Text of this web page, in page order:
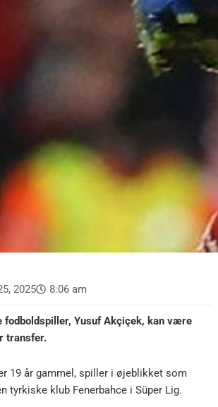
2025 8:06 am
fodboldspiller, Yusuf Akçiçek, kan være
transfer.
19 år gammel, spiller i øjeblikket som
tyrkiske klub Fenerbahce i Süper Lig.